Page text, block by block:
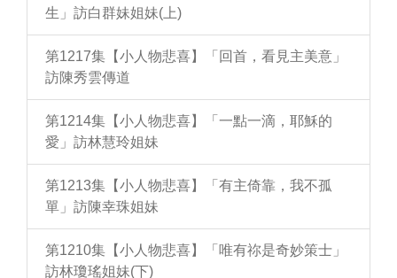
生」訪白群妹姐妹(上)
第1217集【小人物悲喜】「回首，看見主美意」
訪陳秀雲傳道
第1214集【小人物悲喜】「一點一滴，耶穌的
愛」訪林慧玲姐妹
第1213集【小人物悲喜】「有主倚靠，我不孤
單」訪陳幸珠姐妹
第1210集【小人物悲喜】「唯有祢是奇妙策士」
訪林瓊瑤姐妹(下)